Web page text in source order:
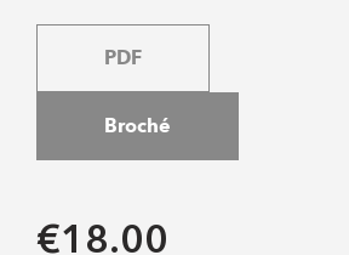
PDF
Broché
€18.00